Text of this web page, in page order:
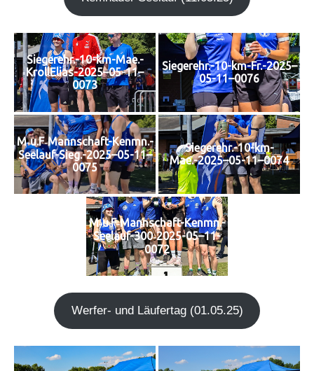
Siegerehr.-10-km-Mae.-
KrollElias-2025–05-11–
0073
Siegerehr.-10-km-Fr.-2025–
05-11–0076
M‑u.F‑Mannschaft-Kenmn.-
Seelauf-Sieg.-2025–05-11–
0075
Siegerehr.-10-km-
Mae.-2025–05-11–0074
M‑u.F‑Mannschaft-Kenmn.-
Seelauf-300‑2025-05–11-
0072
Wer­fer- und Läu­fer­tag (01.05.25)